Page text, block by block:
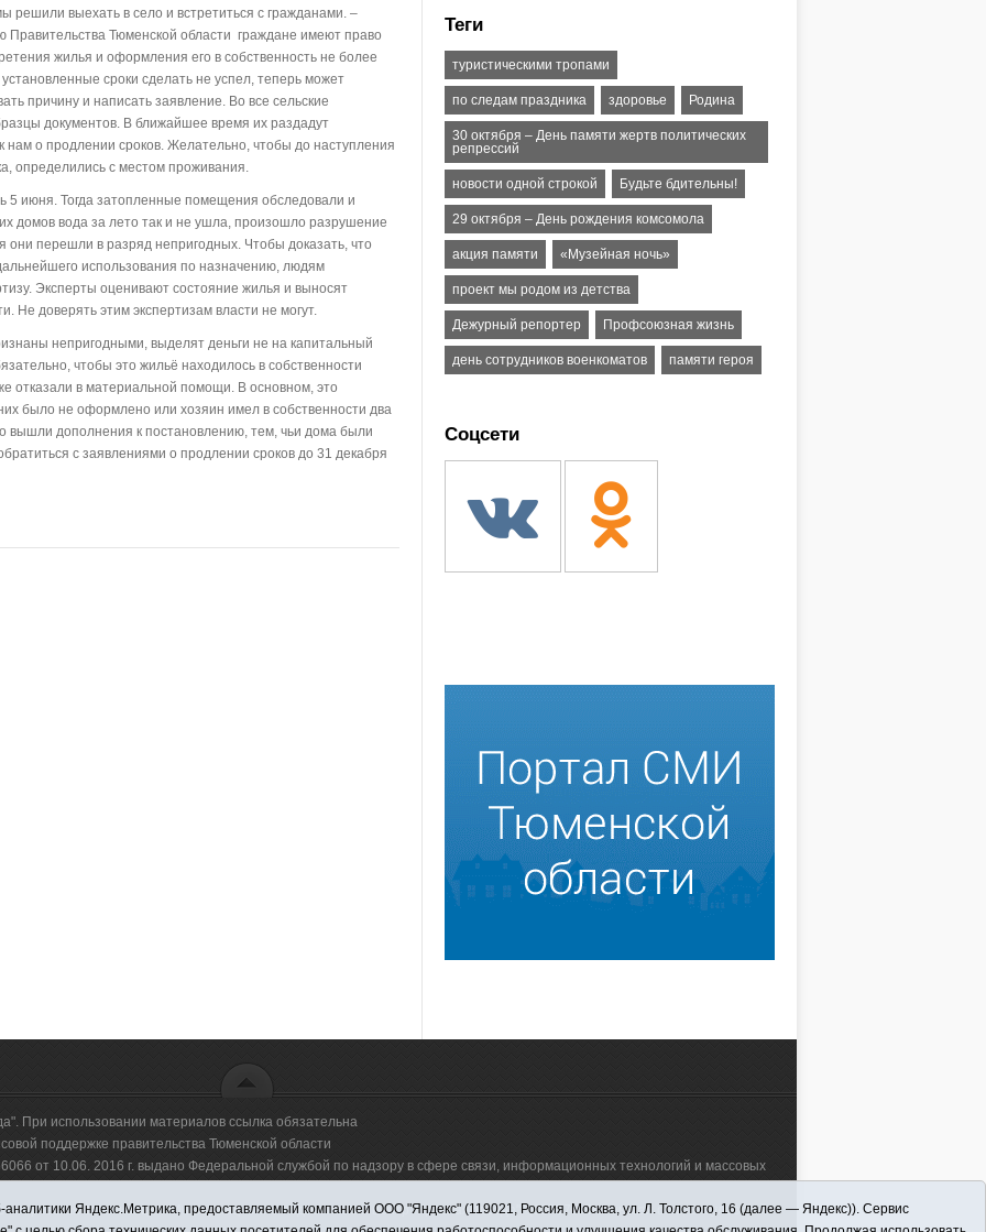
решили выехать в село и встретиться с гражданами. –
Тюменской области граждане имеют право
жилья и оформления его в собственность не более
сроки сделать не успел, теперь может
причину и написать заявление. Во все сельские
документов. В ближайшее время их раздадут
нам о продлении сроков. Желательно, чтобы до наступления
определились с местом проживания.
5 июня. Тогда затопленные помещения обследовали и
домов вода за лето так и не ушла, произошло разрушение
перешли в разряд непригодных. Чтобы доказать, что
использования по назначению, людям
Эксперты оценивают состояние жилья и выносят
Не доверять этим экспертизам власти не могут.
непригодными, выделят деньги не на капитальный
чтобы это жильё находилось в собственности
отказали в материальной помощи. В основном, это
было не оформлено или хозяин имел в собственности два
вышли дополнения к постановлению, тем, чьи дома были
с заявлениями о продлении сроков до 31 декабря
Теги
туристическими тропами
по следам праздника здоровье Родина
30 октября – День памяти жертв политических
репрессий
новости одной строкой Будьте бдительны!
29 октября – День рождения комсомола
акция памяти «Музейная ночь»
проект мы родом из детства
Дежурный репортер Профсоюзная жизнь
день сотрудников военкоматов памяти героя
Соцсети
При использовании материалов ссылка обязательна
поддержке правительства Тюменской области
от 10.06. 2016 г. выдано Федеральной службой по надзору в сфере связи, информационных технологий и массовых
организация "Информационно-издательский центр "Красная звезда"" (627570, Тюменская обл., Викуловский
аналитики Яндекс.Метрика, предоставляемый компанией ООО "Яндекс" (119021, Россия, Москва, ул. Л. Толстого, 16 (далее — Яндекс)). Сервис